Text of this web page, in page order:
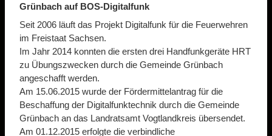
Grünbach auf BOS-Digitalfunk
Seit 2006 läuft das Projekt Digitalfunk für die Feuerwehren
im Freistaat Sachsen.
Im Jahr 2014 konnten die ersten drei Handfunkgeräte HRT
zu Übungszwecken durch die Gemeinde Grünbach
angeschafft werden.
Am 15.06.2015 wurde der Fördermittelantrag für die
Beschaffung der Digitalfunktechnik durch die Gemeinde
Grünbach an das Landratsamt Vogtlandkreis übersendet.
Am 01.12.2015 erfolgte die verbindliche